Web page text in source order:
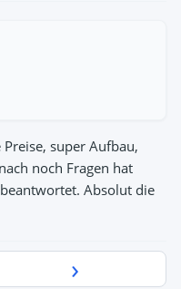
super Aufbau,
noch Fragen hat
Absolut die
›